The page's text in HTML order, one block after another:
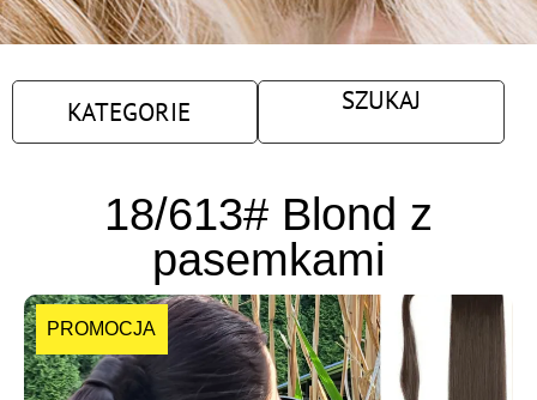
KATEGORIE SZUKAJ
18/613# Blond z
pasemkami
PROMOCJA